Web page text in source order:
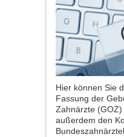
Hier können Sie
Fassung der
Zahnärzte
außerdem den